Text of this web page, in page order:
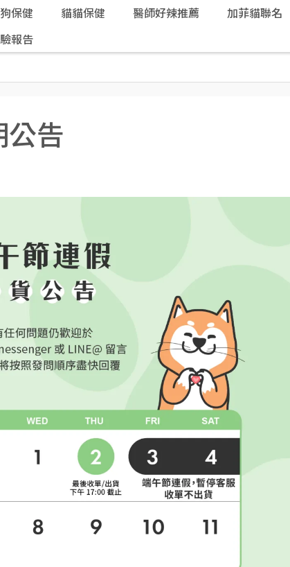
保健 貓貓保健 醫師好辣推薦 加菲貓聯名
報告
告